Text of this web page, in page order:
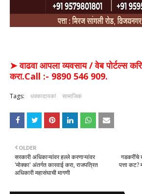
➤ वाढवा आपला व्यवसाय / वेब पोर्टल्स
करा.Call :- 9890 546 909.
Tags: धक्कादायक! सामाजिक
गडकरींचे
पत्ता कट?
OLDER
सरकारी अधिकाऱ्यांवर हल्ले करणाऱ्यांवर
'मोक्का' अंतर्गत कारवाई करा, राजपत्रित
अधिकारी महासंघाची मागणी